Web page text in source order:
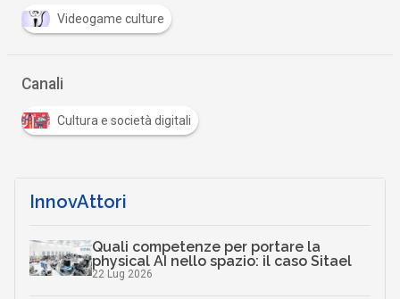
Videogame culture
Canali
Cultura e società digitali
InnovAttori
Quali competenze per portare la
physical AI nello spazio: il caso Sitael
22 Lug 2026